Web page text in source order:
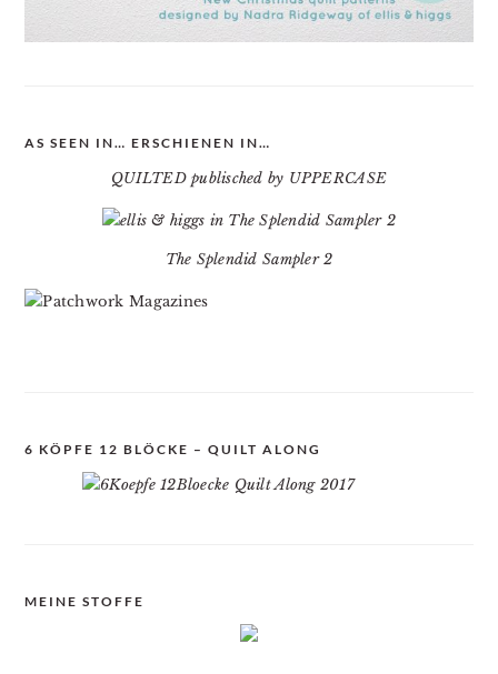
AS SEEN IN… ERSCHIENEN IN…
QUILTED publisched by UPPERCASE
The Splendid Sampler 2
6 KÖPFE 12 BLÖCKE – QUILT ALONG
MEINE STOFFE